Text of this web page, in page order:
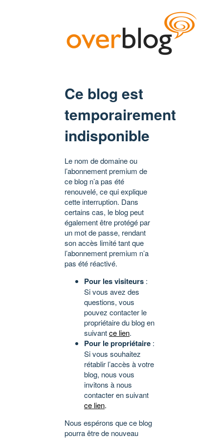
Ce blog est
temporairement
indisponible
Le nom de domaine ou
l’abonnement premium de
ce blog n’a pas été
renouvelé, ce qui explique
cette interruption. Dans
certains cas, le blog peut
également être protégé par
un mot de passe, rendant
son accès limité tant que
l’abonnement premium n’a
pas été réactivé.
Pour les visiteurs :
Si vous avez des
questions, vous
pouvez contacter le
propriétaire du blog en
suivantce lien.
Pour le propriétaire :
Si vous souhaitez
rétablir l’accès à votre
blog, nous vous
invitons à nous
contacter en suivant
ce lien.
Nous espérons que ce blog
pourra être de nouveau